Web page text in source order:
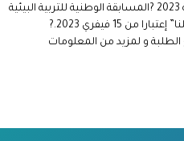
المسابقة الوطنية للتربية البيئية طبعة 2023 ?المسابقة الوطنية للتربية البيئية
طبعة 2023 تحت شعار “بيئتنا مستقبلنا” إعتبارا من 15 فيفري 2023.?
و لمزيد من المعلومات